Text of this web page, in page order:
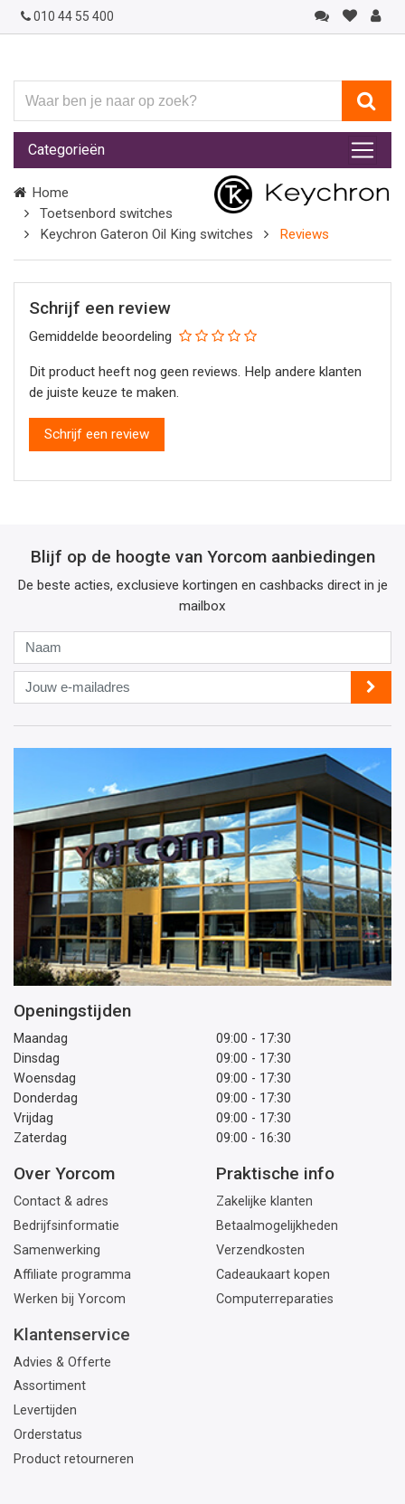
010 44 55 400
ben
je
naar
op
zoek?
Categorieën
Home
Toetsenbord switches
Keychron Gateron Oil King switches
Reviews
Schrijf een review
Gemiddelde beoordeling
Dit product heeft nog geen reviews. Help andere klanten
de juiste keuze te maken.
Schrijf een review
Blijf op de hoogte van Yorcom aanbiedingen
De beste acties, exclusieve kortingen en cashbacks direct in je
mailbox
Jouw
e-
mailadres
Openingstijden
Maandag
09:00 - 17:30
Dinsdag
09:00 - 17:30
Woensdag
09:00 - 17:30
Donderdag
09:00 - 17:30
Vrijdag
09:00 - 17:30
Zaterdag
09:00 - 16:30
Over Yorcom
Contact & adres
Bedrijfsinformatie
Samenwerking
Affiliate programma
Werken bij Yorcom
Praktische info
Zakelijke klanten
Betaalmogelijkheden
Verzendkosten
Cadeaukaart kopen
Computerreparaties
Klantenservice
Advies & Offerte
Assortiment
Levertijden
Orderstatus
Product retourneren